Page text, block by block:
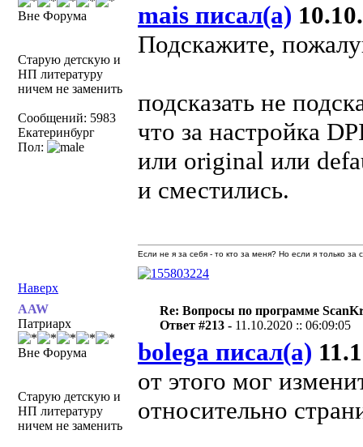
Вне Форума
Старую детскую и
НП литературу
ничем не заменить
Сообщений: 5983
Екатеринбург
Пол:
mais писал(а)
Подскажите,
подсказать не
что за настройка
или original или
и сместились.
Наверх
Если не я за себя - то кто за меня? Но если я только
AAW
Патриарх
Вне Форума
Старую детскую и
НП литературу
ничем не заменить
Re: Вопросы по программе
Ответ #213 - 11.10.2020 :: 06:09:05
bolega писал(а)
от этого мог
относительно